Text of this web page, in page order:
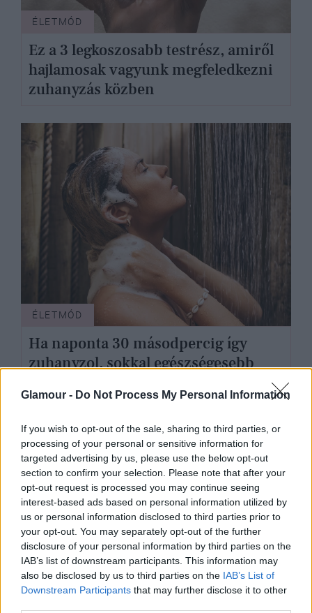
Glamour - Do Not Process My Personal Information
If you wish to opt-out of the sale, sharing to third parties, or
processing of your personal or sensitive information for
targeted advertising by us, please use the below opt-out
section to confirm your selection. Please note that after your
opt-out request is processed you may continue seeing
interest-based ads based on personal information utilized by
us or personal information disclosed to third parties prior to
your opt-out. You may separately opt-out of the further
disclosure of your personal information by third parties on the
IAB’s list of downstream participants. This information may
also be disclosed by us to third parties on the IAB’s List of
Downstream Participants that may further disclose it to other
ÉLETMÓD
Ez a 3 legkoszosabb testrész, amiről
hajlamosak vagyunk megfeledkezni
zuhanyzás közben
ÉLETMÓD
Ha naponta 30 másodpercig így
zuhanyzol, sokkal egészségesebb
SZÉPSÉG